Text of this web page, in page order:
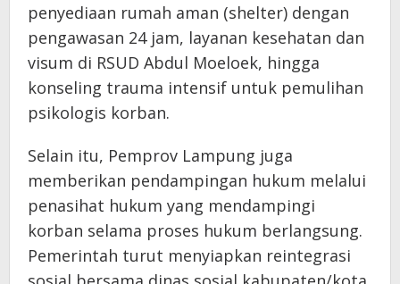
penyediaan rumah aman (shelter) dengan
pengawasan 24 jam, layanan kesehatan dan
visum di RSUD Abdul Moeloek, hingga
konseling trauma intensif untuk pemulihan
psikologis korban.
Selain itu, Pemprov Lampung juga
memberikan pendampingan hukum melalui
penasihat hukum yang mendampingi
korban selama proses hukum berlangsung.
Pemerintah turut menyiapkan reintegrasi